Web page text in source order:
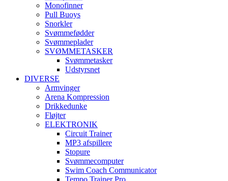
Monofinner
Pull Buoys
Snorkler
Svømmefødder
Svømmeplader
SVØMMETASKER
Svømmetasker
Udstyrsnet
DIVERSE
Armvinger
Arena Kompression
Drikkedunke
Fløjter
ELEKTRONIK
Circuit Trainer
MP3 afspillere
Stopure
Svømmecomputer
Swim Coach Communicator